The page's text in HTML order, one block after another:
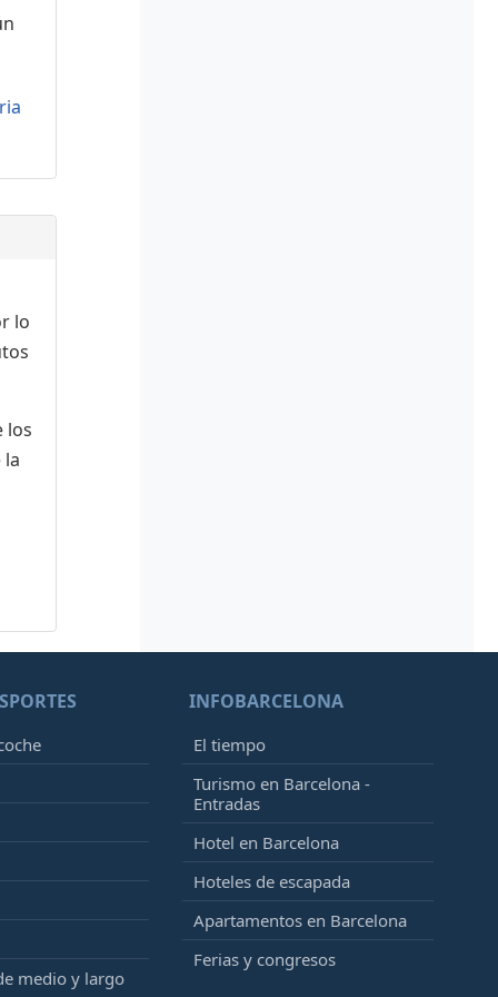
lo
los
la
medio y largo
INFOBARCELONA
El tiempo
Turismo en Barcelona -
Entradas
Hotel en Barcelona
Hoteles de escapada
Apartamentos en Barcelona
Ferias y congresos